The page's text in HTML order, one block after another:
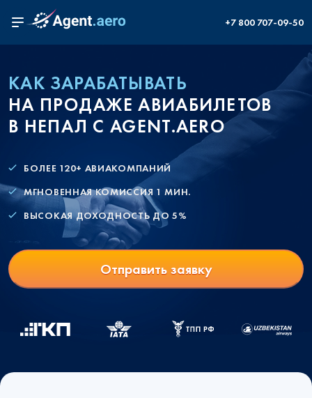
+7 800 707-09-50
КАК ЗАРАБАТЫВАТЬ
НА ПРОДАЖЕ АВИАБИЛЕТОВ
В НЕПАЛ С AGENT.AERO
БОЛЕЕ 120+ АВИАКОМПАНИЙ
МГНОВЕННАЯ КОМИССИЯ 1 МИН.
ВЫСОКАЯ ДОХОДНОСТЬ ДО 5%
Отправить заявку